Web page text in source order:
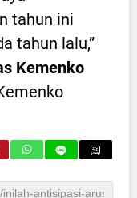
tahun ini
tahun lalu,”
Kemenko